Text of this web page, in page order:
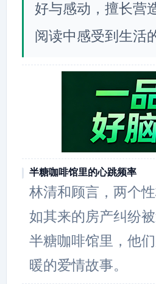
好与感动，擅长营
阅读中感受到生活
半糖咖啡馆里的心跳频率
林清和顾言，两个
如其来的房产纠纷
半糖咖啡馆里，他
暖的爱情故事。